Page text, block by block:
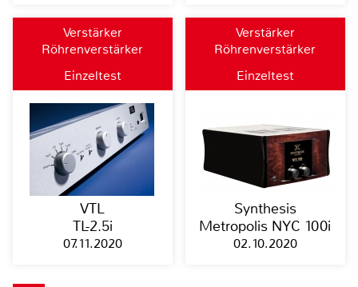
Verstärker
Röhrenverstärker
Einzeltest
VTL
TL-2.5i
07.11.2020
Verstärker
Röhrenverstärker
Einzeltest
Synthesis
Metropolis NYC 100i
02.10.2020